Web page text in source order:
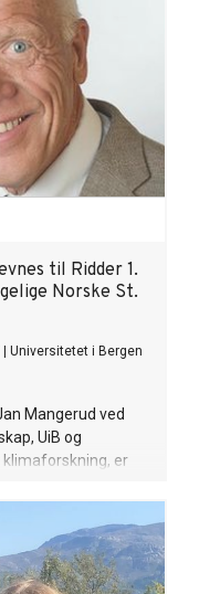
til Ridder 1.
Norske St.
Universitetet i Bergen
Mangerud ved
UiB og
er
St. Olavs Orden.
av
geovitenskap.